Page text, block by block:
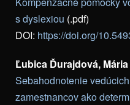
s dyslexiou (.pdf)
DOI: https://doi.org/
Ľubica Ďurajdová,
Sebahodnotenie
zamestnancov ako